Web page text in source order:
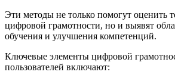
Эти методы не только помогут оценить
цифровой грамотности, но и выявят
обучения и улучшения компетенций.
Ключевые элементы цифровой
пользователей включают: